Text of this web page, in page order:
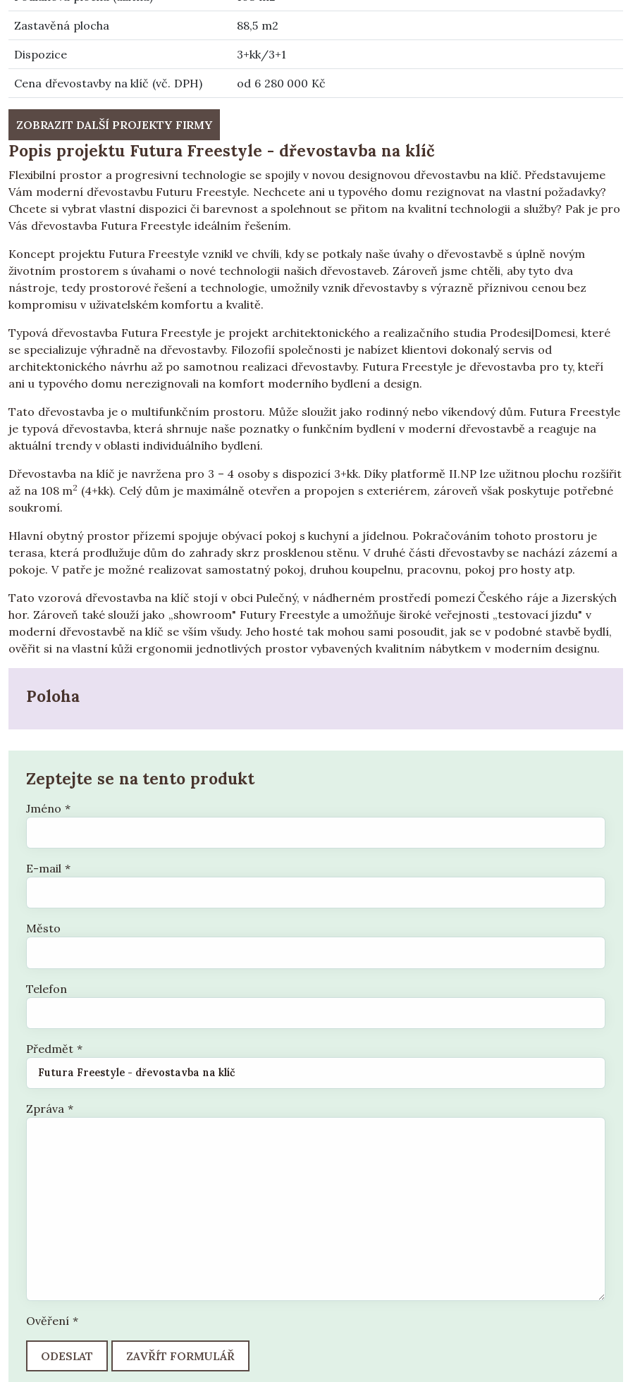
Zastavěná plocha 88,5 m2
Dispozice 3+kk/3+1
Cena dřevostavby na klíč (vč. DPH) od 6 280 000 Kč
ZOBRAZIT DALŠÍ PROJEKTY FIRMY
Popis projektu Futura Freestyle - dřevostavba na klíč
Flexibilní prostor a progresivní technologie se spojily v novou designovou dřevostavbu na klíč. Představujeme
Vám moderní dřevostavbu Futuru Freestyle. Nechcete ani u typového domu rezignovat na vlastní požadavky?
Chcete si vybrat vlastní dispozici či barevnost a spolehnout se přitom na kvalitní technologii a služby? Pak je pro
Vás dřevostavba Futura Freestyle ideálním řešením.
Koncept projektu Futura Freestyle vznikl ve chvíli, kdy se potkaly naše úvahy o dřevostavbě s úplně novým
životním prostorem s úvahami o nové technologii našich dřevostaveb. Zároveň jsme chtěli, aby tyto dva
nástroje, tedy prostorové řešení a technologie, umožnily vznik dřevostavby s výrazně příznivou cenou bez
kompromisu v uživatelském komfortu a kvalitě.
Typová dřevostavba Futura Freestyle je projekt architektonického a realizačního studia Prodesi|Domesi, které
se specializuje výhradně na dřevostavby. Filozofií společnosti je nabízet klientovi dokonalý servis od
architektonického návrhu až po samotnou realizaci dřevostavby. Futura Freestyle je dřevostavba pro ty, kteří
ani u typového domu nerezignovali na komfort moderního bydlení a design.
Tato dřevostavba je o multifunkčním prostoru. Může sloužit jako rodinný nebo víkendový dům. Futura Freestyle
je typová dřevostavba, která shrnuje naše poznatky o funkčním bydlení v moderní dřevostavbě a reaguje na
aktuální trendy v oblasti individuálního bydlení.
Dřevostavba na klíč je navržena pro 3 – 4 osoby s dispozicí 3+kk. Díky platformě II.NP lze užitnou plochu rozšířit
až na 108 m2 (4+kk). Celý dům je maximálně otevřen a propojen s exteriérem, zároveň však poskytuje potřebné
soukromí.
Hlavní obytný prostor přízemí spojuje obývací pokoj s kuchyní a jídelnou. Pokračováním tohoto prostoru je
terasa, která prodlužuje dům do zahrady skrz prosklenou stěnu. V druhé části dřevostavby se nachází zázemí a
pokoje. V patře je možné realizovat samostatný pokoj, druhou koupelnu, pracovnu, pokoj pro hosty atp.
Tato vzorová dřevostavba na klíč stojí v obci Pulečný, v nádherném prostředí pomezí Českého ráje a Jizerských
hor. Zároveň také slouží jako „showroom" Futury Freestyle a umožňuje široké veřejnosti „testovací jízdu" v
moderní dřevostavbě na klíč se vším všudy. Jeho hosté tak mohou sami posoudit, jak se v podobné stavbě bydlí,
ověřit si na vlastní kůži ergonomii jednotlivých prostor vybavených kvalitním nábytkem v moderním designu.
Poloha
Zeptejte se na tento produkt
Jméno *
E-mail *
Město
Telefon
Předmět *
Zpráva *
Ověření *
ODESLAT ZAVŘÍT FORMULÁŘ